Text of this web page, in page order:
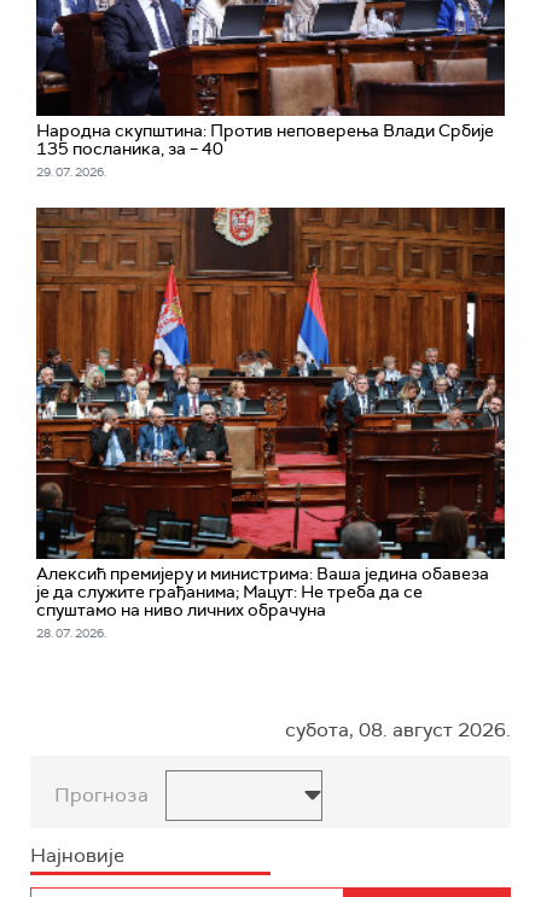
Народна скупштина: Против неповерења Влади Србије
135 посланика, за – 40
29. 07. 2026.
Алексић премијеру и министрима: Ваша једина обавеза
је да служите грађанима; Мацут: Не треба да се
спуштамо на ниво личних обрачуна
28. 07. 2026.
субота, 08. август 2026.
Прогноза
Најновије